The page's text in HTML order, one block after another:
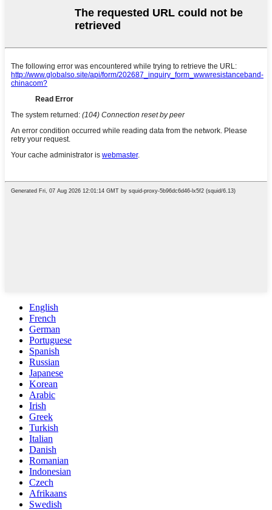
English
French
German
Portuguese
Spanish
Russian
Japanese
Korean
Arabic
Irish
Greek
Turkish
Italian
Danish
Romanian
Indonesian
Czech
Afrikaans
Swedish